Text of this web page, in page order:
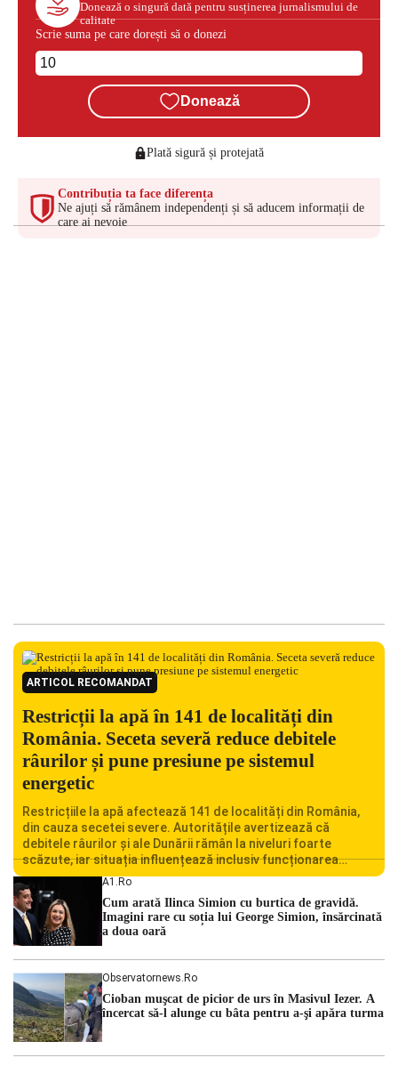
Donează o singură dată pentru susținerea jurnalismului de
calitate
Scrie suma pe care dorești să o donezi
Donează
Plată sigură și protejată
Contribuția ta face diferența
Ne ajuți să rămânem independenți și să aducem informații de
care ai nevoie
ARTICOL RECOMANDAT
Restricții la apă în 141 de localități din
România. Seceta severă reduce debitele
râurilor și pune presiune pe sistemul
energetic
Restricțiile la apă afectează 141 de localități din România,
din cauza secetei severe. Autoritățile avertizează că
debitele râurilor și ale Dunării rămân la niveluri foarte
scăzute, iar situația influențează inclusiv funcționarea
Centralei Nucleare de la Cernavodă. România se confruntă
cu una dintre cele mai dificile perioade din punct de vedere
hidrologic din ultimii ani. Lipsa […]
A1.ro
Cum arată Ilinca Simion cu burtica de gravidă.
Imagini rare cu soția lui George Simion, însărcinată
a doua oară
Observatornews.ro
Cioban muşcat de picior de urs în Masivul Iezer. A
încercat să-l alunge cu bâta pentru a-şi apăra turma